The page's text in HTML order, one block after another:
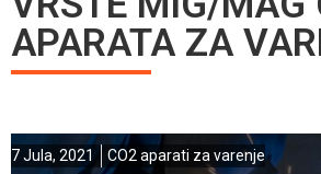
APARATA ZA
7 Jula, 2021 CO2 aparati za varenje